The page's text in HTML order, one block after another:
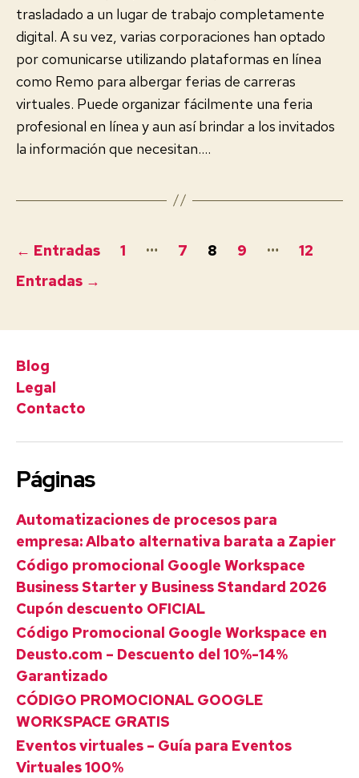
trasladado a un lugar de trabajo completamente
digital. A su vez, varias corporaciones han optado
por comunicarse utilizando plataformas en línea
como Remo para albergar ferias de carreras
virtuales. Puede organizar fácilmente una feria
profesional en línea y aun así brindar a los invitados
la información que necesitan.…
Paginación
de
← Entradas 1 … 7 8 9 …
12
Entradas →
Blog
Legal
Contacto
Páginas
Automatizaciones de procesos para
empresa: Albato alternativa barata a Zapier
Código promocional Google Workspace
Business Starter y Business Standard 2026
Cupón descuento OFICIAL
Código Promocional Google Workspace en
Deusto.com – Descuento del 10%-14%
Garantizado
CÓDIGO PROMOCIONAL GOOGLE
WORKSPACE GRATIS
Eventos virtuales – Guía para Eventos
Virtuales 100%